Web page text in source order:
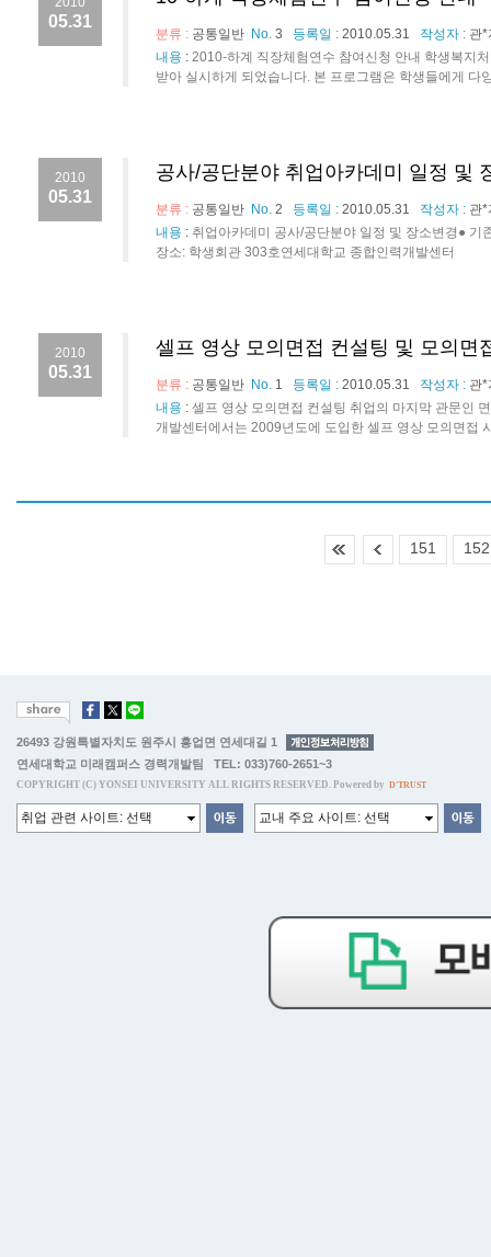
05.31
분류 : 공통일반 No. 3 등록일 : 2010.05.31 작성자 : 관*
내용 : 2010-하계 직장체험연수 참여신청 안내 학생복지
받아 실시하게 되었습니다. 본 프로그램은 학생들에게 다
2010
05.31
공사/공단분야 취업아카데미 일정 및
분류 : 공통일반 No. 2 등록일 : 2010.05.31 작성자 : 관*
내용 : 취업아카데미 공사/공단분야 일정 및 장소변경●
장소: 학생회관 303호연세대학교 종합인력개발센터
2010
05.31
셀프 영상 모의면접 컨설팅 및 모의면
분류 : 공통일반 No. 1 등록일 : 2010.05.31 작성자 : 관*
내용 : 셀프 영상 모의면접 컨설팅 취업의 마지막 관문인
개발센터에서는 2009년도에 도입한 셀프 영상 모의면접
151 152
26493 강원특별자치도 원주시 흥업면 연세대길 1
연세대학교 미래캠퍼스 경력개발팀 TEL: 033)760-2651~3
COPYRIGHT (C) YONSEI UNIVERSITY ALL RIGHTS RESERVED. Powered by D'TRUST